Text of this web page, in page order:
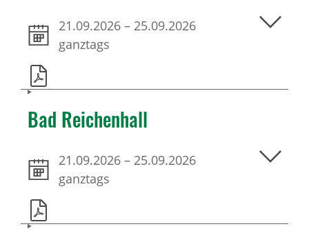
21.09.2026 – 25.09.2026
ganztags
Bad Reichenhall
21.09.2026 – 25.09.2026
ganztags